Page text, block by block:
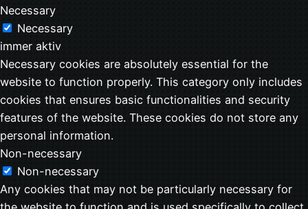
Necessary
Necessary
immer aktiv
Necessary cookies are absolutely essential for the
website to function properly. This category only includes
cookies that ensures basic functionalities and security
features of the website. These cookies do not store any
personal information.
Non-necessary
Non-necessary
Any cookies that may not be particularly necessary for